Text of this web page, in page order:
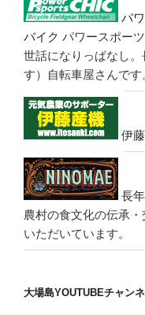
パ
バイク パワースポー
世話になりっぱなし
す）自転車屋さんです
伊
長
農村の食文化の伝承
いただいています。
大場島YOUTUBEチャン